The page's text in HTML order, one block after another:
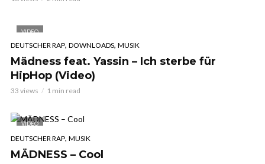
VIDEO
DEUTSCHER RAP, DOWNLOADS, MUSIK
Mädness feat. Yassin – Ich sterbe für
HipHop (Video)
33 views 1 min read
VIDEO
DEUTSCHER RAP, MUSIK
MÄDNESS – Cool